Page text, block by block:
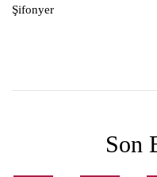
Şifonyer
Son